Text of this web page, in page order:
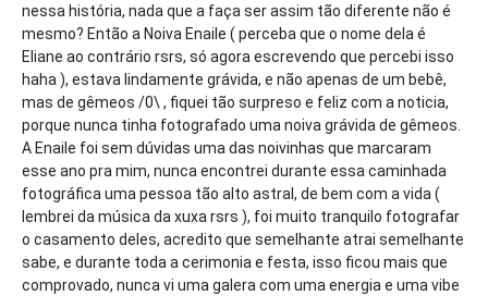
nessa história, nada que a faça ser assim tão diferente não é
mesmo? Então a Noiva Enaile ( perceba que o nome dela é
Eliane ao contrário rsrs, só agora escrevendo que percebi isso
haha ), estava lindamente grávida, e não apenas de um bebê,
mas de gêmeos /0\ , fiquei tão surpreso e feliz com a noticia,
porque nunca tinha fotografado uma noiva grávida de gêmeos.
A Enaile foi sem dúvidas uma das noivinhas que marcaram
esse ano pra mim, nunca encontrei durante essa caminhada
fotográfica uma pessoa tão alto astral, de bem com a vida (
lembrei da música da xuxa rsrs ), foi muito tranquilo fotografar
o casamento deles, acredito que semelhante atrai semelhante
sabe, e durante toda a cerimonia e festa, isso ficou mais que
comprovado, nunca vi uma galera com uma energia e uma vibe